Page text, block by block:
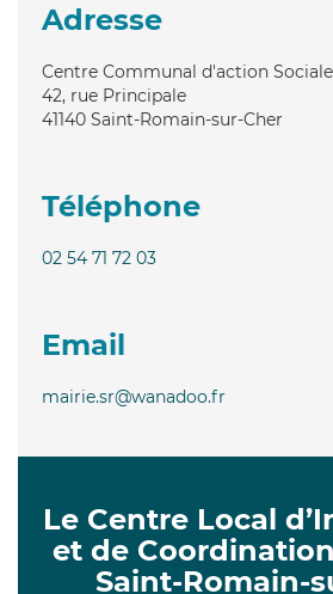
Adresse
Centre Communal d'action Sociale
42, rue Principale
41140 Saint-Romain-sur-Cher
Téléphone
02 54 71 72 03
Email
mairie.sr@wanadoo.fr
Le Centre Local
et de
Saint-Romain-